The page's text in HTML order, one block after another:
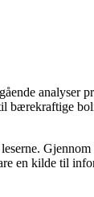
analyser
en kilde til